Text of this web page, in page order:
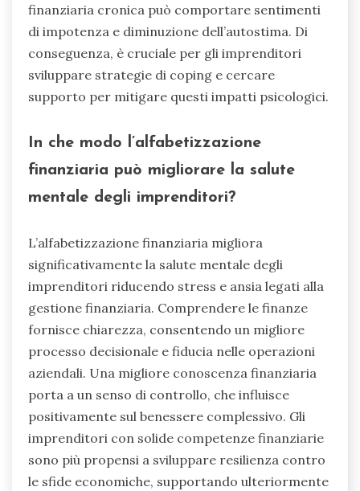
finanziaria cronica può comportare sentimenti
di impotenza e diminuzione dell’autostima. Di
conseguenza, è cruciale per gli imprenditori
sviluppare strategie di coping e cercare
supporto per mitigare questi impatti psicologici.
In che modo l’alfabetizzazione
finanziaria può migliorare la salute
mentale degli imprenditori?
L’alfabetizzazione finanziaria migliora
significativamente la salute mentale degli
imprenditori riducendo stress e ansia legati alla
gestione finanziaria. Comprendere le finanze
fornisce chiarezza, consentendo un migliore
processo decisionale e fiducia nelle operazioni
aziendali. Una migliore conoscenza finanziaria
porta a un senso di controllo, che influisce
positivamente sul benessere complessivo. Gli
imprenditori con solide competenze finanziarie
sono più propensi a sviluppare resilienza contro
le sfide economiche, supportando ulteriormente